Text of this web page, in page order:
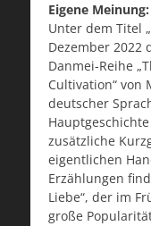
Eigene Meinung:
Unter dem Titel
Dezember 2022
Danmei-Reihe
Cultivation“ von
deutscher
zusätzliche
eigentlichen
Erzählungen
Liebe“, der im
große